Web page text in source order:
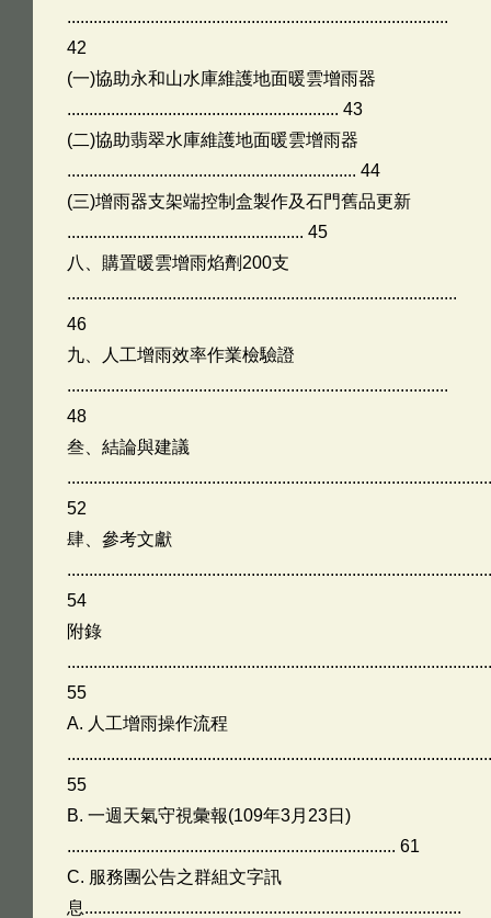
.......................................................................................
42
(一)協助永和山水庫維護地面暖雲增雨器
.............................................................. 43
(二)協助翡翠水庫維護地面暖雲增雨器
.................................................................. 44
(三)增雨器支架端控制盒製作及石門舊品更新
...................................................... 45
八、購置暖雲增雨焰劑200支
.........................................................................................
46
九、人工增雨效率作業檢驗證
.......................................................................................
48
叁、結論與建議
52
肆、參考文獻
54
附錄
55
A. 人工增雨操作流程
55
B. 一週天氣守視彙報(109年3月23日)
........................................................................... 61
C. 服務團公告之群組文字訊
息......................................................................................